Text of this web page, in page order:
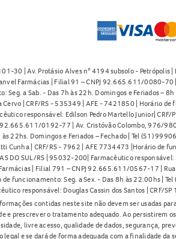
30 | Av. Protásio Alves n° 4194 subsolo -
Farmácias | Filial 91 – CNPJ 92.665.611/0080-70
a Sab. - Das 7h às 22h. Domingos e Feriados –
| CRF/RS - 535349 | AFE - 7421850 | Horário
responsável: Edilson Pedro Martello Junior|
0192-77 | Av. Cristóvão Colombo, 976/
22hs. Domingos e Feriados – Fechado | Tel (51)
Cunha | CRF/RS - 7962 | AFE 7734473 |Horário de
DO SUL/RS | 95032-200| Farmacêutico
| Filial 791 – CNPJ 92.665.611/0567-17 |
funcionamento: Seg. a Sex. - Das 8h às 22:00hs |
responsável: Douglas Cassin dos Santos |
contidas neste site não devem ser usadas
e prescrever o tratamento adequado. Ao persistirem
livre acesso, qualidade de dados, segurança,
e se dará de forma adequada com a finalidade da